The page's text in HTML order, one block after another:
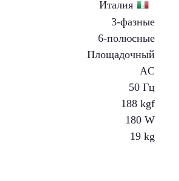
Италия
3-фазные
6-полюсные
Площадочный
AC
50 Гц
188 kgf
180 W
19 kg